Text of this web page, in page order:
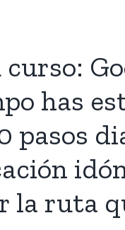
curso:
has
pasos
la ruta